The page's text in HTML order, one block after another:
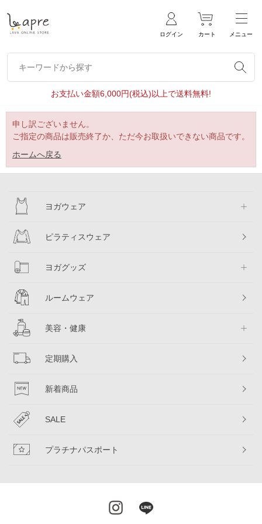
ログイン カート メニュー
キーワードから探す
キーワードから探す
お支払い金額6,000円(税込)以上で送料無料!
申し訳ございません。
ご指定の商品は販売終了か、ただ今お取扱いできない商品です。
ホームへ戻る
ヨガウェア
ピラティスウェア
ヨガグッズ
ルームウェア
美容・健康
定期購入
新着商品
SALE
プラチナパスポート